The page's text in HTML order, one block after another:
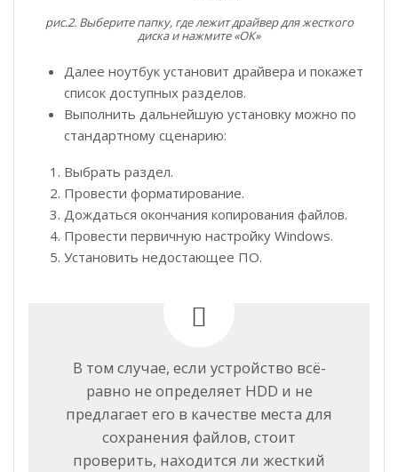
рис.2. Выберите папку, где лежит драйвер для жесткого
диска и нажмите «ОК»
Далее ноутбук установит драйвера и покажет
список доступных разделов.
Выполнить дальнейшую установку можно по
стандартному сценарию:
Выбрать раздел.
Провести форматирование.
Дождаться окончания копирования файлов.
Провести первичную настройку Windows.
Установить недостающее ПО.
В том случае, если устройство всё-
равно не определяет HDD и не
предлагает его в качестве места для
сохранения файлов, стоит
проверить, находится ли жесткий